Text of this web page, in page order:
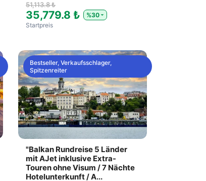
51,113.8 ₺
35,779.8 ₺
%30
Startpreis
Bestseller, Verkaufsschlager,
Spitzenreiter
"Balkan Rundreise 5 Länder
mit AJet inklusive Extra-
Touren ohne Visum / 7 Nächte
Hotelunterkunft / A...